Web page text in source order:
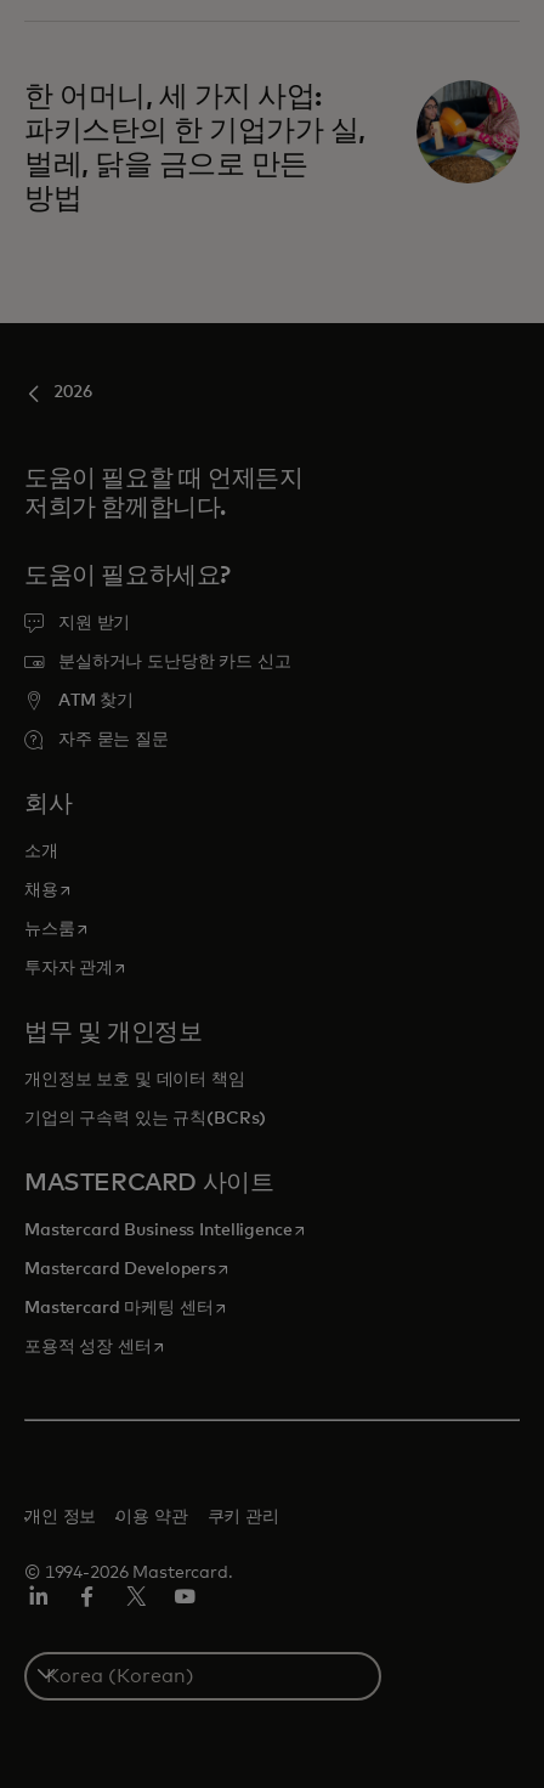
한 어머니, 세 가지 사업:
파키스탄의 한 기업가가 실,
벌레, 닭을 금으로 만든
방법
2026
도움이 필요할 때 언제든지
저희가 함께합니다.
도움이 필요하세요?
지원 받기
분실하거나 도난당한 카드 신고
ATM 찾기
자주 묻는 질문
회사
소개
채용새 탭에서 열림
뉴스룸새 탭에서 열림
투자자 관계 새 탭에서 열림
법무 및 개인정보
개인정보 보호 및 데이터 책임
기업의 구속력 있는 규칙(BCRs)
MASTERCARD 사이트
Mastercard Business Intelligence새 탭에서 열림
Mastercard Developers새 탭에서 열림
Mastercard 마케팅 센터 새 탭에서 열림
포용적 성장 센터 새 탭에서 열림
© 1994-2026 Mastercard.
개인 정보 이용 약관 쿠키 관리
S
e
In
ook
터/
X
브